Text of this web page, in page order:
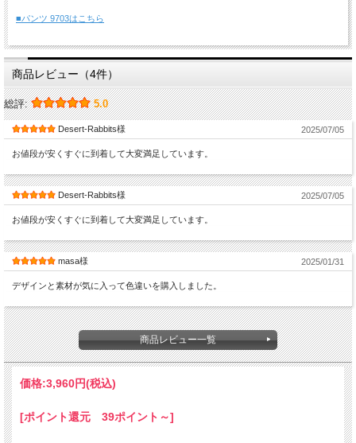
■パンツ 9703はこちら
商品レビュー（4件）
総評: 5.0
Desert-Rabbits様 2025/07/05
お値段が安くすぐに到着して大変満足しています。
Desert-Rabbits様 2025/07/05
お値段が安くすぐに到着して大変満足しています。
masa様 2025/01/31
デザインと素材が気に入って色違いを購入しました。
商品レビュー一覧
価格:3,960円(税込)
[ポイント還元 39ポイント～]